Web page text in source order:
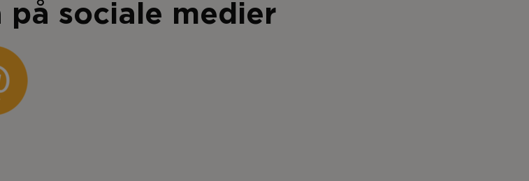
på sociale medier